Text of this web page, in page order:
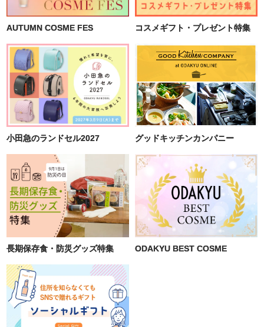
AUTUMN COSME FES コスメギフト・プレゼント特集
小田急のランドセル2027 グッドキッチンカンパニー
長期保存食・防災グッズ特集 ODAKYU BEST COSME